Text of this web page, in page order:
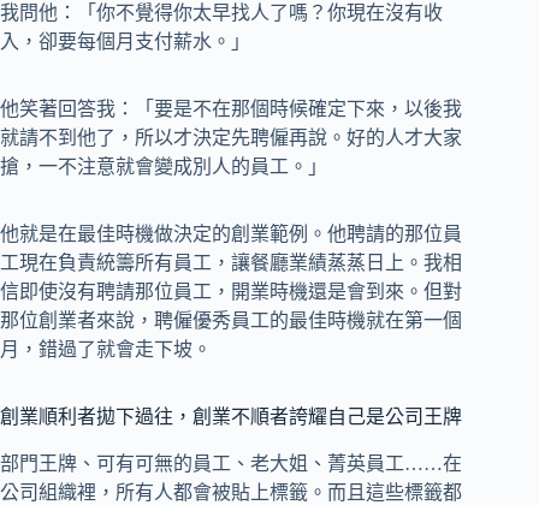
我問他：「你不覺得你太早找人了嗎？你現在沒有收
入，卻要每個月支付薪水。」
他笑著回答我：「要是不在那個時候確定下來，以後我
就請不到他了，所以才決定先聘僱再說。好的人才大家
搶，一不注意就會變成別人的員工。」
他就是在最佳時機做決定的創業範例。他聘請的那位員
工現在負責統籌所有員工，讓餐廳業績蒸蒸日上。我相
信即使沒有聘請那位員工，開業時機還是會到來。但對
那位創業者來說，聘僱優秀員工的最佳時機就在第一個
月，錯過了就會走下坡。
創業順利者拋下過往，創業不順者誇耀自己是公司王牌
部門王牌、可有可無的員工、老大姐、菁英員工……在
公司組織裡，所有人都會被貼上標籤。而且這些標籤都